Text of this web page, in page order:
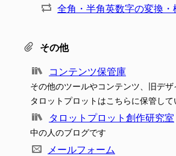
全角・半角英数字の変換・
その他
コンテンツ保管庫
その他のツールやコンテンツ、旧デザ
タロットプロットはこちらに保管して
タロットプロット創作研究室
中の人のブログです
メールフォーム